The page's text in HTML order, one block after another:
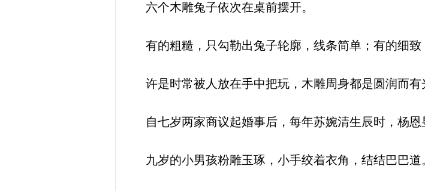
六个木雕兔子依次在桌前摆开。
有的粗糙，只勾勒出兔子轮廓，线条简单；有的细致
许是时常被人放在手中把玩，木雕周身都是圆润而有
自七岁两家商议起婚事后，每年苏婉清生辰时，杨恩
九岁的小男孩粉雕玉琢，小手绞着衣角，结结巴巴道